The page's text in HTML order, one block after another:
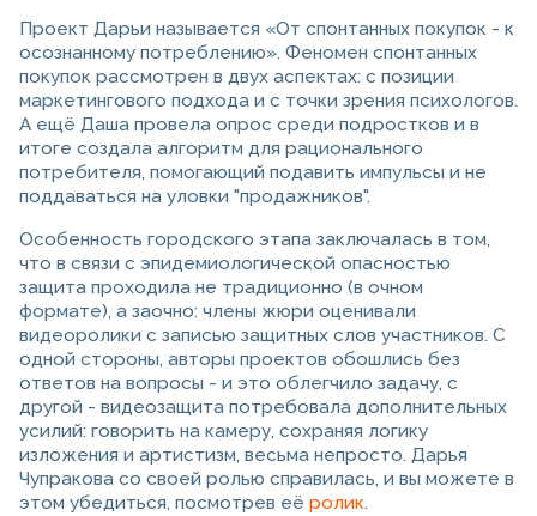
Проект Дарьи называется «От спонтанных покупок - к
осознанному потреблению». Феномен спонтанных
покупок рассмотрен в двух аспектах: с позиции
маркетингового подхода и с точки зрения психологов.
А ещё Даша провела опрос среди подростков и в
итоге создала алгоритм для рационального
потребителя, помогающий подавить импульсы и не
поддаваться на уловки "продажников".
Особенность городского этапа заключалась в том,
что в связи с эпидемиологической опасностью
защита проходила не традиционно (в очном
формате), а заочно: члены жюри оценивали
видеоролики с записью защитных слов участников. С
одной стороны, авторы проектов обошлись без
ответов на вопросы - и это облегчило задачу, с
другой - видеозащита потребовала дополнительных
усилий: говорить на камеру, сохраняя логику
изложения и артистизм, весьма непросто. Дарья
Чупракова со своей ролью справилась, и вы можете в
этом убедиться, посмотрев её ролик.